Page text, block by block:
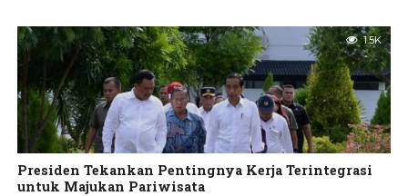
1.5K
Presiden Tekankan Pentingnya Kerja Terintegrasi
untuk Majukan Pariwisata